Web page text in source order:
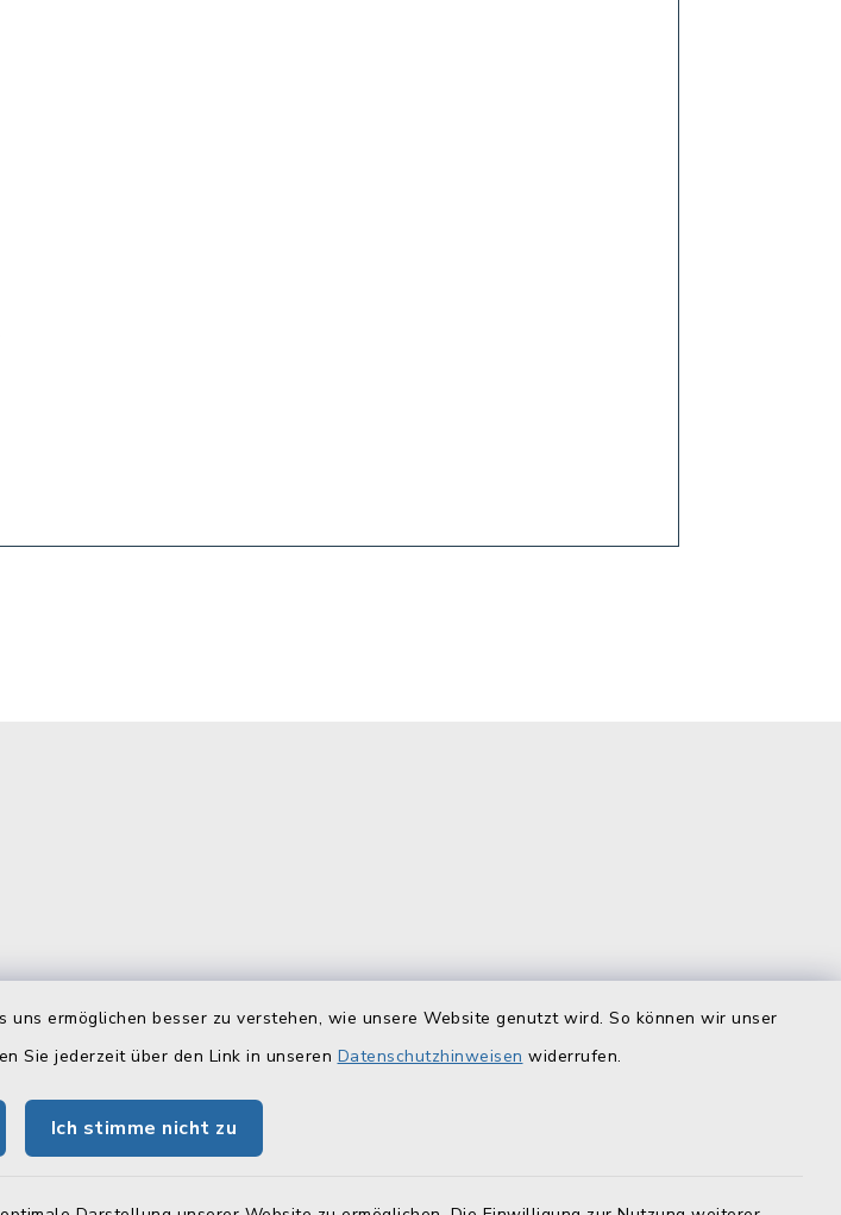
ermöglichen besser zu verstehen, wie unsere Website genutzt wird. So können wir unser
Sie jederzeit über den Link in unseren Datenschutzhinweisen widerrufen.
Ich stimme nicht zu
Telefonverzeichnis
Telefonverzeichnis als PDF
herunterladen:
Quicklinks